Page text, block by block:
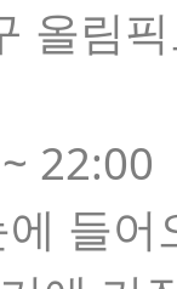
올림
22:00
들